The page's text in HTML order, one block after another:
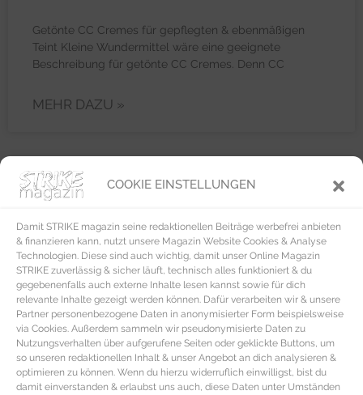
COOKIE EINSTELLUNGEN
Damit STRIKE magazin seine redaktionellen Beiträge werbefrei anbieten
& finanzieren kann, nutzt unsere Magazin Website Cookies & Analyse
Technologien. Diese sind auch wichtig, damit unser Online Magazin
STRIKE zuverlässig & sicher läuft, technisch alles funktioniert & du
gegebenenfalls auch externe Inhalte lesen kannst sowie für dich
relevante Inhalte gezeigt werden können. Dafür verarbeiten wir & unsere
Partner personenbezogene Daten in anonymisierter Form beispielsweise
via Cookies. Außerdem sammeln wir pseudonymisierte Daten zu
Nutzungsverhalten über aufgerufene Seiten oder geklickte Buttons, um
so unseren redaktionellen Inhalt & unser Angebot an dich analysieren &
optimieren zu können. Wenn du hierzu widerruflich einwilligst, bist du
damit einverstanden & erlaubst uns auch, diese Daten unter Umständen
Getönte CC Cremes für gepflegten & ebenmäßigen
Teint Kleine Wundermittel wäre eine geeignete
Beschreibung für getönte CC Cremes. Denn CC
MEHR DAZU »
BEAUTY & PFLEGE